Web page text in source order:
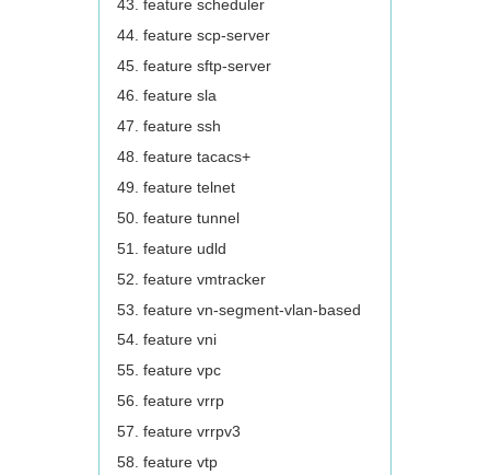
feature scheduler
feature scp-server
feature sftp-server
feature sla
feature ssh
feature tacacs+
feature telnet
feature tunnel
feature udld
feature vmtracker
feature vn-segment-vlan-based
feature vni
feature vpc
feature vrrp
feature vrrpv3
feature vtp